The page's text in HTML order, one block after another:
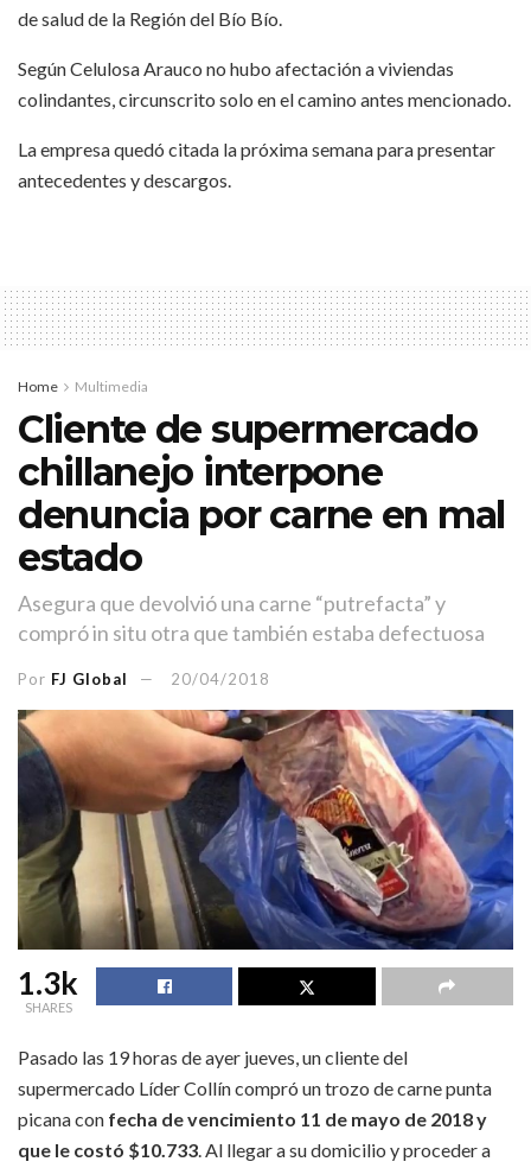
de salud de la Región del Bío Bío.
Según Celulosa Arauco no hubo afectación a viviendas
colindantes, circunscrito solo en el camino antes mencionado.
La empresa quedó citada la próxima semana para presentar
antecedentes y descargos.
Home Multimedia
Cliente de supermercado
chillanejo interpone
denuncia por carne en mal
estado
Asegura que devolvió una carne “putrefacta” y
compró in situ otra que también estaba defectuosa
Por FJ Global 20/04/2018
1.3k
SHARES
Pasado las 19 horas de ayer jueves, un cliente del
supermercado Líder Collín compró un trozo de carne punta
picana con fecha de vencimiento 11 de mayo de 2018 y
que le costó $10.733. Al llegar a su domicilio y proceder a